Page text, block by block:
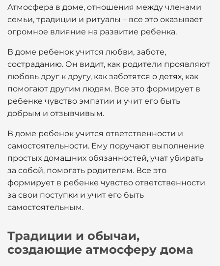
Атмосфера в доме, отношения между членами
семьи, традиции и ритуалы – все это оказывает
огромное влияние на развитие ребенка.
В доме ребенок учится любви, заботе,
состраданию. Он видит, как родители проявляют
любовь друг к другу, как заботятся о детях, как
помогают другим людям. Все это формирует в
ребенке чувство эмпатии и учит его быть
добрым и отзывчивым.
В доме ребенок учится ответственности и
самостоятельности. Ему поручают выполнение
простых домашних обязанностей, учат убирать
за собой, помогать родителям. Все это
формирует в ребенке чувство ответственности
за свои поступки и учит его быть
самостоятельным.
Традиции и обычаи,
создающие атмосферу дома